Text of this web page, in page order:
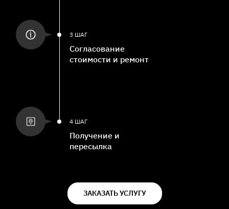
3 ШАГ
Согласование
стоимости и ремонт
4 ШАГ
Получение и
пересылка
ЗАКАЗАТЬ УСЛУГУ